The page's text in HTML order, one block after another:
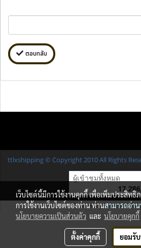
ตอบกลับ
ttlxshipping © Copyright 2010 All Rights
ผู้เข้าชมทั้งหมด
Powered by
เว็บไซต์นี้มีการใช้งานคุกกี้ เพื่อเพิ่มประสิท
การใช้งานเว็บไซต์ของท่าน ท่านสามารถอ่า
นโยบายความเป็นส่วนตัว และ นโยบายคุกกี้
ตั้งค่าคุกกี้ ยอมรั